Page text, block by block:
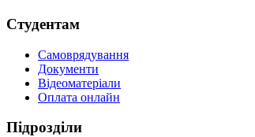
Студентам
Самоврядування
Документи
Відеоматеріали
Оплата онлайн
Підрозділи